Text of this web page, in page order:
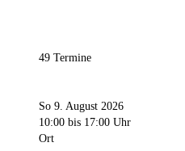
49 Termine
So 9. August 2026
10:00 bis 17:00 Uhr
Ort